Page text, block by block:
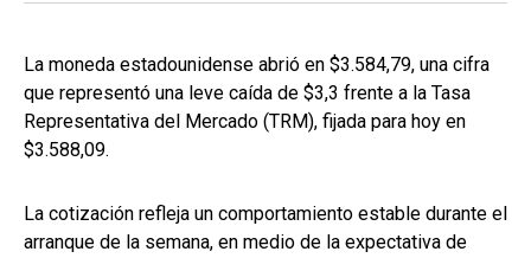
La moneda estadounidense abrió en $3.584,79, una cifra
que representó una leve caída de $3,3 frente a la Tasa
Representativa del Mercado (TRM), fijada para hoy en
$3.588,09.
La cotización refleja un comportamiento estable durante el
arranque de la semana, en medio de la expectativa de